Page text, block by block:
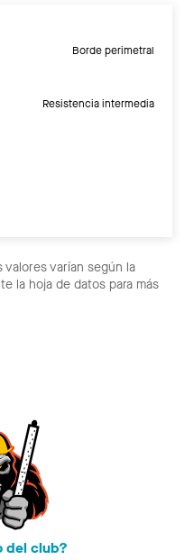
Borde perimetral
Resistencia intermedia
valores varían según la
la hoja de datos para más
del club?